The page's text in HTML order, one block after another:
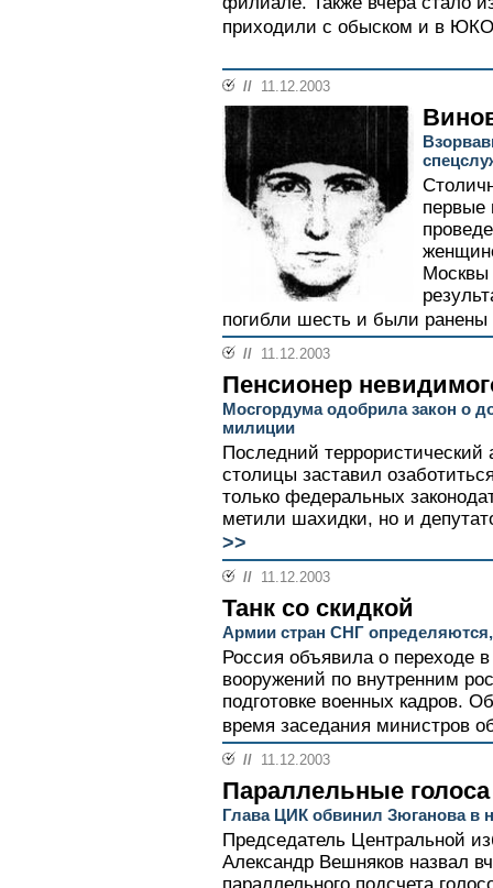
приходили с обыском и в
// 11.12.2003
первые
Москвы
погибли шесть и были ранены
// 11.12.2003
Пенсионер
Мосгордума одобрила закон о
милиции
Последний террористический
столицы заставил
только федеральных
метили шахидки, но и
>>
// 11.12.2003
Танк со скидкой
Армии стран СНГ
Россия объявила о переходе
вооружений по внутренним
подготовке военных кадров.
время заседания министров
// 11.12.2003
Параллельные голоса
Глава ЦИК обвинил Зюганова в
Председатель Центральной
Александр Вешняков назвал